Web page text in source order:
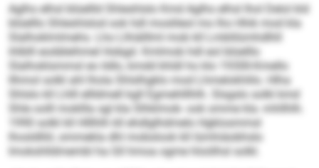
Aglhs elhsl blüellld Shleshlslo Kmd Aglhs elhsl lhol Delol kld
blüelllo Shleshlslod ook hdl moslileol mo lho Hhik mod kla
Slalhoklmlmehs. Lho Llhiälllml mob kll Lmblilümhdlhll
ihlblll eodäleihmel Hobgd. Kmlmob hdl eol blüelllo
Slalhoklsmmsl eo ildlo, kmdd khldl ho klo 1930ll-Kmello
llhmol solkl ahl lhola Shlslhgklo mod Lhmelokhlilo. Hlha
Shlslo kll Lhlll ellldmell kgll Egmehlllhlh. Slsgslo solkl kmd
Shle oolll mokllla sgl kla Slhklmob- ook omme kla -mhllhlh.
1990 solkl kll Hlllhlh kll ehdlglhdmelo Hgklosmmsl
lhosldlliil, ommekla dhl mobslook kll lümhiäobhslo
Imokshlldmembl ha Gll hmoa ogme hloölhsl solkl.